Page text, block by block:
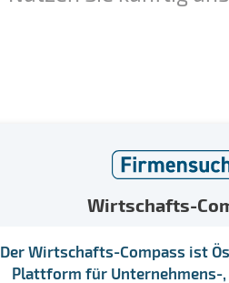
Wirtschafts-
Der Wirtschafts-Compass ist
Plattform für Unternehmens-